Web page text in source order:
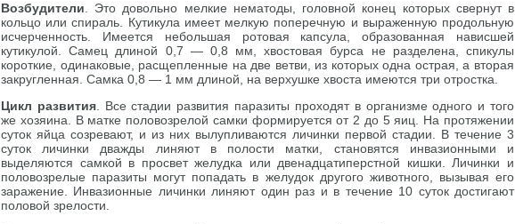
Возбудители . Это довольно мелкие нематоды, головной конец которых свернут в
кольцо или спираль. Кутикула имеет мелкую поперечную и выраженную продольную
исчерченность. Имеется небольшая ротовая капсула, образованная нависшей
кутикулой. Самец длиной 0,7 — 0,8 мм, хвостовая бурса не разделена, спикулы
короткие, одинаковые, расщепленные на две ветви, из которых одна острая, а вторая
закругленная. Самка 0,8 — 1 мм длиной, на верхушке хвоста имеются три отростка.
Цикл развития. Все стадии развития паразиты проходят в организме одного и того
же хозяина. В матке половозрелой самки формируется от 2 до 5 яиц. На протяжении
суток яйца созревают, и из них вылупливаются личинки первой стадии. В течение 3
суток личинки дважды линяют в полости матки, становятся инвазионными и
выделяются самкой в просвет желудка или двенадцатиперстной кишки. Личинки и
половозрелые паразиты могут попадать в желудок другого животного, вызывая его
заражение. Инвазионные личинки линяют один раз и в течение 10 суток достигают
половой зрелости.